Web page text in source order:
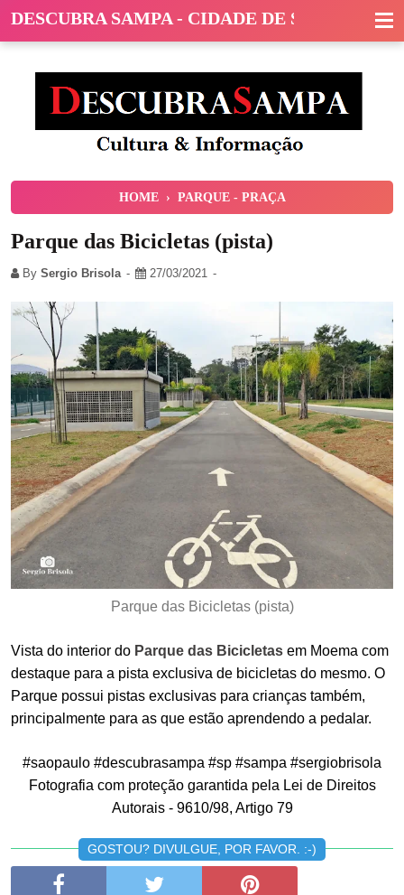
DESCUBRA SAMPA - CIDADE DE SÃO PAULO
HOME › PARQUE - PRAÇA
Parque das Bicicletas (pista)
By Sergio Brisola 27/03/2021
Parque das Bicicletas (pista)
Vista do interior do Parque das Bicicletas em Moema com
destaque para a pista exclusiva de bicicletas do mesmo. O
Parque possui pistas exclusivas para crianças também,
principalmente para as que estão aprendendo a pedalar.
#saopaulo #descubrasampa #sp #sampa #sergiobrisola
Fotografia com proteção garantida pela Lei de Direitos
Autorais - 9610/98, Artigo 79
GOSTOU? DIVULGUE, POR FAVOR. :-)